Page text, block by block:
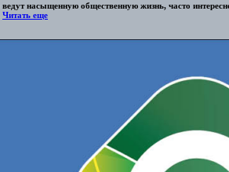
насыщенную общественную жизнь, часто
Читать еще